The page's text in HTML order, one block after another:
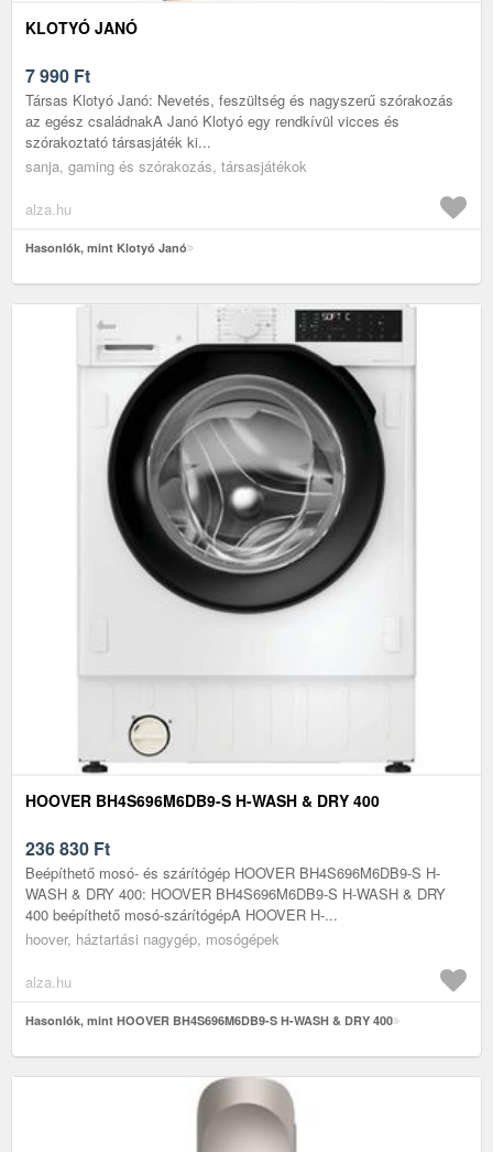
KLOTYÓ JANÓ
7 990 Ft
Társas Klotyó Janó: Nevetés, feszültség és nagyszerű szórakozás
az egész családnakA Janó Klotyó egy rendkívül vicces és
szórakoztató társasjáték ki...
sanja, gaming és szórakozás, társasjátékok
alza.hu
Hasonlók, mint Klotyó Janó
HOOVER BH4S696M6DB9-S H-WASH & DRY 400
236 830 Ft
Beépíthető mosó- és szárítógép HOOVER BH4S696M6DB9-S H-
WASH & DRY 400: HOOVER BH4S696M6DB9-S H-WASH & DRY
400 beépíthető mosó-szárítógépA HOOVER H-...
hoover, háztartási nagygép, mosógépek
alza.hu
Hasonlók, mint HOOVER BH4S696M6DB9-S H-WASH & DRY 400